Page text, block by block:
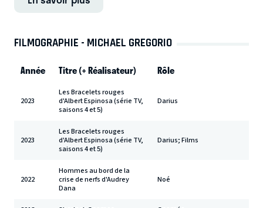
FILMOGRAPHIE - MICHAEL GREGORIO
Année Titre (+ Réalisateur) Rôle
2023
Les Bracelets rouges
d'Albert Espinosa (série TV,
saisons 4 et 5)
Darius
2023
Les Bracelets rouges
d'Albert Espinosa (série TV,
saisons 4 et 5)
Darius; Films
2022
Hommes au bord de la
crise de nerfs d'Audrey
Dana
Noé